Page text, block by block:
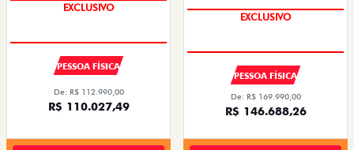
EXCLUSIVO
PESSOA FÍSICA
De: R$ 112.990,00
R$ 110.027,49
EXCLUSIVO
PESSOA FÍSICA
De: R$ 169.990,00
R$ 146.688,26